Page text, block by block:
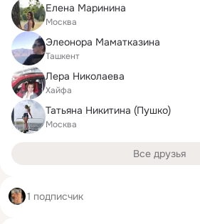
Елена Маринина
Москва
Элеонора Маматказина
Ташкент
Лера Николаева
Хайфа
Татьяна Никитина (Пушко)
Москва
Все друзья
1 подписчик